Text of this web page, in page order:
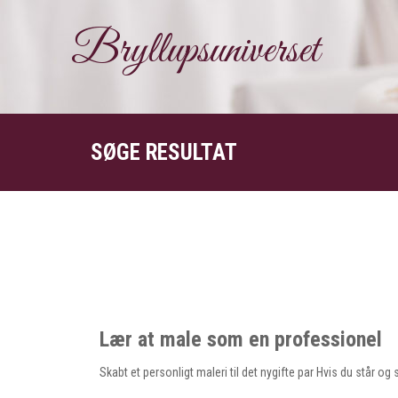
Bryllupsuniverset
SØGE RESULTAT
Lær at male som en professionel
Skabt et personligt maleri til det nygifte par Hvis du står